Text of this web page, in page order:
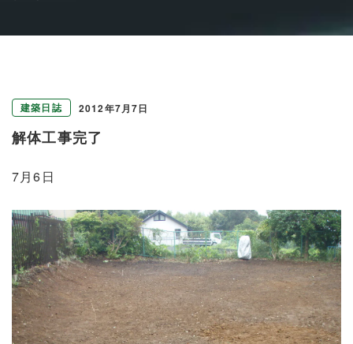
建築日誌 2012年7月7日
解体工事完了
7月6日